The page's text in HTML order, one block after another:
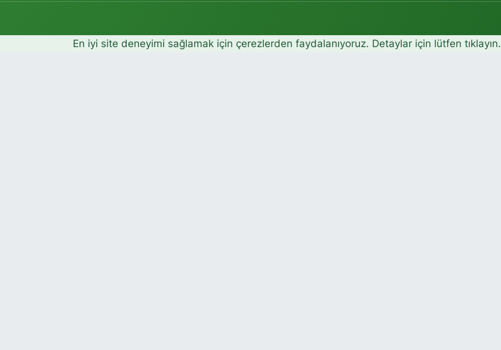
En iyi site deneyimi sağlamak için çerezlerden faydalanıyoruz. Detaylar için lütfen tıklayın.